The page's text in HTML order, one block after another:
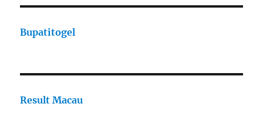
Bupatitogel
Result Macau